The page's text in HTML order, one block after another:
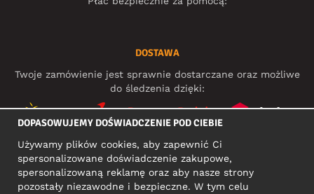
DOSTAWA
Twoje zamówienie jest sprawnie dostarczane oraz możliwe
do śledzenia dzięki:
MEDIA SPOŁECZNOŚCIOWE
DOPASOWUJEMY DOŚWIADCZENIE POD CIEBIE
Używamy plików cookies, aby zapewnić Ci
spersonalizowane doświadczenie zakupowe,
spersonalizowaną reklamę oraz aby nasze strony
pozostały niezawodne i bezpieczne. W tym celu